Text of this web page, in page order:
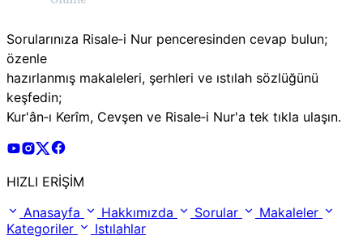
Sorularınıza Risale‑i Nur penceresinden cevap bulun;
özenle
hazırlanmış makaleleri, şerhleri ve ıstılah sözlüğünü
keşfedin;
Kur'ân‑ı Kerîm, Cevşen ve Risale‑i Nur'a tek tıkla ulaşın.
Risale Online Youtube Hesabı
Risale Online Instagram Hesabı
Risale Online X Hesabı
HIZLI ERİŞİM
Anasayfa
Hakkımızda Sorular
Makaleler
Kategoriler
Istılahlar